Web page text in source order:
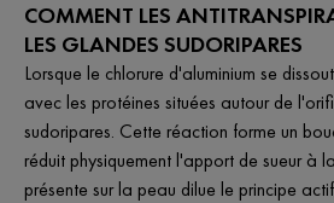
COMMENT LES
LES GLANDES SUDORIPARES
Lorsque le chlorure d'aluminium se
avec les protéines situées autour de
sudoripares. Cette réaction forme un
réduit physiquement l'apport de sueur à
présente sur la peau dilue le principe